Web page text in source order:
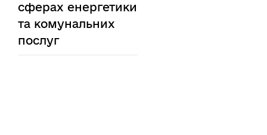
сферах енергетики
та комунальних
послуг